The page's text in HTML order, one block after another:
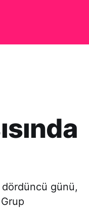
dördüncü günü,